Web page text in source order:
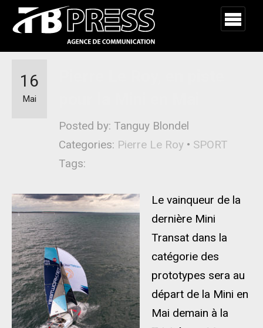
Posted by: Tanguy Blondel
Categories: Pierre Le Roy • SPORT
Tags:
16
Mai
Le vainqueur de la
dernière Mini
Transat dans la
catégorie des
prototypes sera au
départ de la Mini en
Mai demain à la